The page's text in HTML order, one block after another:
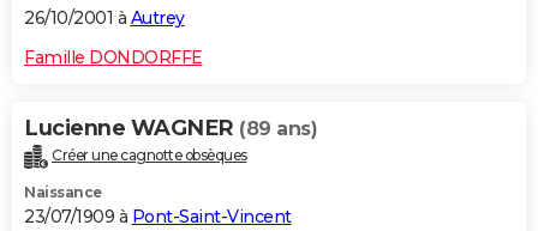
26/10/2001 à Autrey
Famille DONDORFFE
Lucienne WAGNER (89 ans)
Créer une cagnotte obsèques
Naissance
23/07/1909 à Pont-Saint-Vincent